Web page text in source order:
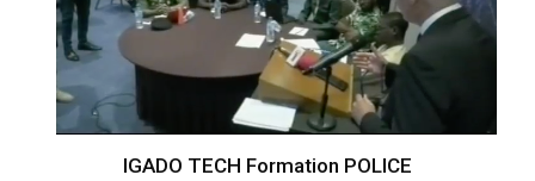
IGADO TECH Formation POLICE